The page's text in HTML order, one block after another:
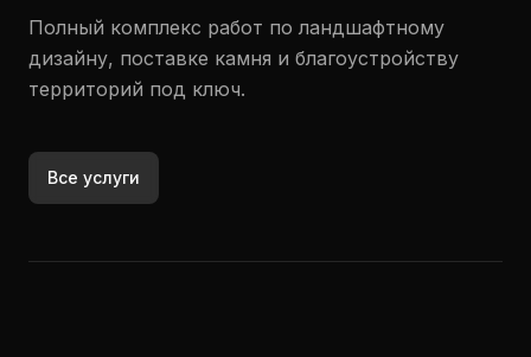
Полный комплекс работ по ландшафтному
дизайну, поставке камня и благоустройству
территорий под ключ.
Все услуги